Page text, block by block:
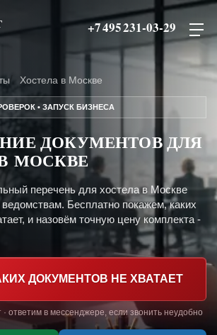
+7 495 231-03-29
Хостела в Москве
• ЗАПУСК БИЗНЕСА
ДОКУМЕНТОВ ДЛЯ
МОСКВЕ
перечень для хостела в Москве
Бесплатно покажем, каких
и назовём точную цену комплекта -
ДОКУМЕНТОВ НЕ ХВАТАЕТ
· ответим в мессенджере, если звонить неудобно